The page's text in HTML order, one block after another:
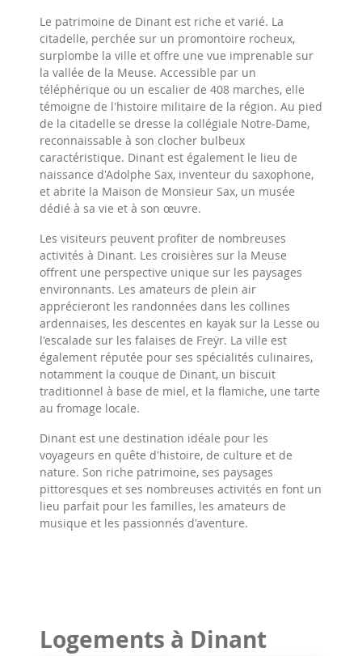
Le patrimoine de Dinant est riche et varié. La
citadelle, perchée sur un promontoire rocheux,
surplombe la ville et offre une vue imprenable sur
la vallée de la Meuse. Accessible par un
téléphérique ou un escalier de 408 marches, elle
témoigne de l'histoire militaire de la région. Au pied
de la citadelle se dresse la collégiale Notre-Dame,
reconnaissable à son clocher bulbeux
caractéristique. Dinant est également le lieu de
naissance d'Adolphe Sax, inventeur du saxophone,
et abrite la Maison de Monsieur Sax, un musée
dédié à sa vie et à son œuvre.
Les visiteurs peuvent profiter de nombreuses
activités à Dinant. Les croisières sur la Meuse
offrent une perspective unique sur les paysages
environnants. Les amateurs de plein air
apprécieront les randonnées dans les collines
ardennaises, les descentes en kayak sur la Lesse ou
l'escalade sur les falaises de Freÿr. La ville est
également réputée pour ses spécialités culinaires,
notamment la couque de Dinant, un biscuit
traditionnel à base de miel, et la flamiche, une tarte
au fromage locale.
Dinant est une destination idéale pour les
voyageurs en quête d'histoire, de culture et de
nature. Son riche patrimoine, ses paysages
pittoresques et ses nombreuses activités en font un
lieu parfait pour les familles, les amateurs de
musique et les passionnés d'aventure.
Logements à Dinant